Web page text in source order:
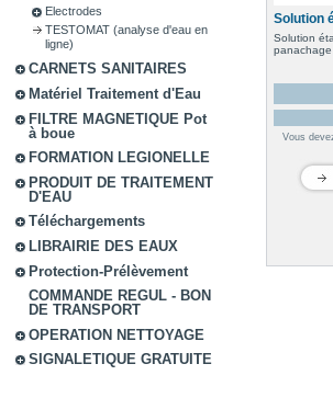
Electrodes
TESTOMAT (analyse d'eau en
ligne)
CARNETS SANITAIRES
Matériel Traitement d'Eau
FILTRE MAGNETIQUE Pot
à boue
FORMATION LEGIONELLE
PRODUIT DE TRAITEMENT
D'EAU
Téléchargements
LIBRAIRIE DES EAUX
Protection-Prélèvement
COMMANDE REGUL - BON
DE TRANSPORT
OPERATION NETTOYAGE
SIGNALETIQUE GRATUITE
Solution
Solution
Vous